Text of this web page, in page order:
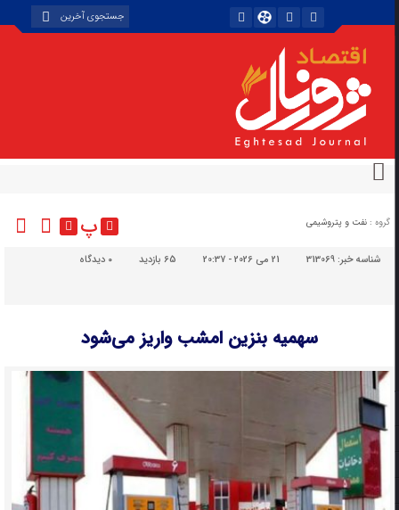
گروه : نفت و پتروشیمی پ
شناسه خبر:313069 21 می 2026 - 20:37 65 بازدید دیدگاه
سهمیه بنزین امشب واریز می‌شود